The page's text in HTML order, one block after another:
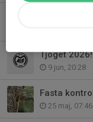
Månadens
Tjoget 2026!
9 jun, 20:28
Fasta
25 maj, 07:46